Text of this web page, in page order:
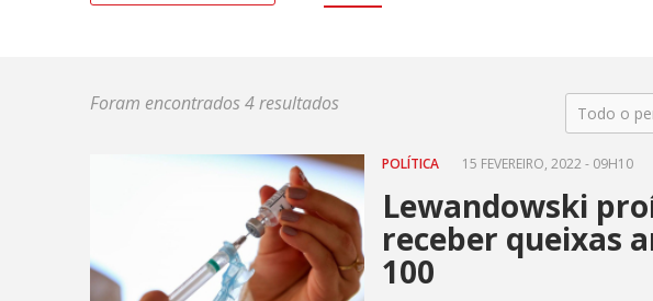
Foram encontrados 4 resultados Todo o
POLÍTICA 15 FEVEREIRO, 2022 - 09H10
Lewandowski
receber queixas
100